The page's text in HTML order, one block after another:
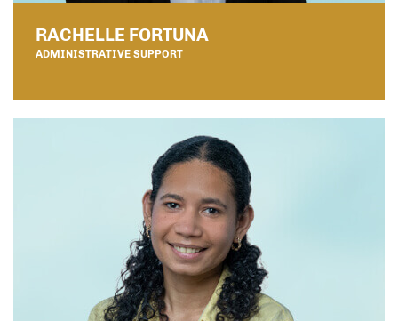
RACHELLE FORTUNA
ADMINISTRATIVE SUPPORT